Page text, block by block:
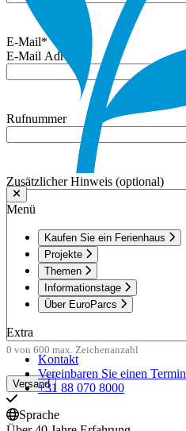
Menü
Kaufen Sie ein Ferienhaus
Projekte
Themen
Informationstage
Über EuroParcs
Extra
Kontakt
Vereinbaren Sie einen Termin
+31 88 070 8000
Sprache
E-Mail*
E-Mail Adresse
Rufnummer
Zusätzlicher Hinweis (optional)
0 von 600 max. Zeichenanzahl